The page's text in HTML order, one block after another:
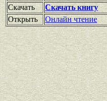
Скачать
Скачать книгу
Открыть
Онлайн чтение